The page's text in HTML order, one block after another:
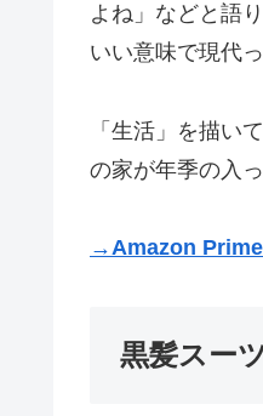
よね」などと語
いい意味で現代
「生活」を描い
の家が年季の入
→Amazon
黒髪スー